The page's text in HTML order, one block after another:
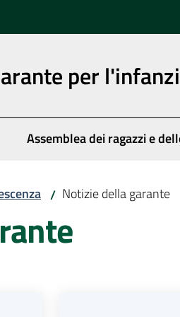
per
Assemblea dei ragazzi e
/ Notizie della garante